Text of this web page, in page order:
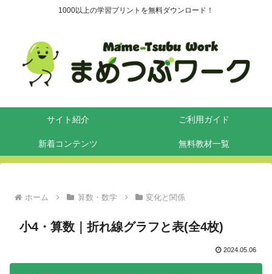
1000以上の学習プリントを無料ダウンロード！
サイト紹介 ご利用ガイド
新着コンテンツ 無料教材一覧
ホーム 算数・数学 変化と関係
小4・算数｜折れ線グラフと表(全4枚)
2024.05.06